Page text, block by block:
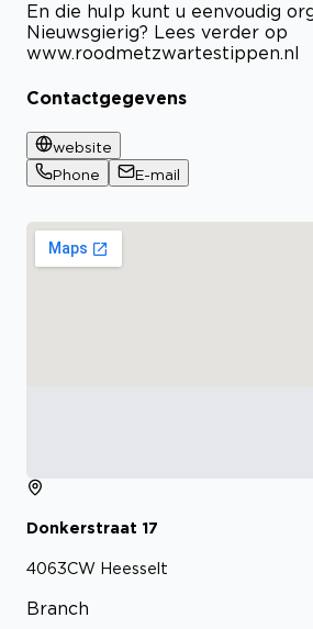
En die hulp kunt u eenvoudig
Nieuwsgierig? Lees verder op
www.roodmetzwartestippen.nl
Contactgegevens
website
Phone
E-mail
Donkerstraat 17
4063CW Heesselt
Branch